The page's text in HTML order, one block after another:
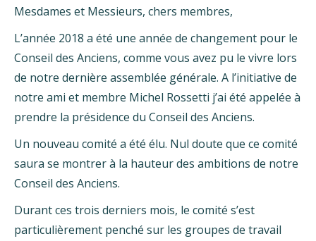
Mesdames et Messieurs, chers membres,
L’année 2018 a été une année de changement pour le
Conseil des Anciens, comme vous avez pu le vivre lors
de notre dernière assemblée générale. A l’initiative de
notre ami et membre Michel Rossetti j’ai été appelée à
prendre la présidence du Conseil des Anciens.
Un nouveau comité a été élu. Nul doute que ce comité
saura se montrer à la hauteur des ambitions de notre
Conseil des Anciens.
Durant ces trois derniers mois, le comité s’est
particulièrement penché sur les groupes de travail